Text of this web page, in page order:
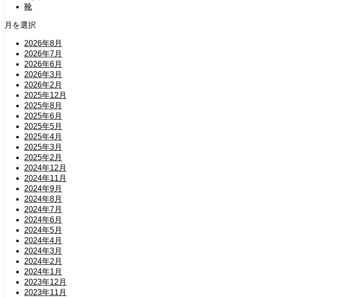
靴
月を選択
2026年8月
2026年7月
2026年6月
2026年3月
2026年2月
2025年12月
2025年8月
2025年6月
2025年5月
2025年4月
2025年3月
2025年2月
2024年12月
2024年11月
2024年9月
2024年8月
2024年7月
2024年6月
2024年5月
2024年4月
2024年3月
2024年2月
2024年1月
2023年12月
2023年11月